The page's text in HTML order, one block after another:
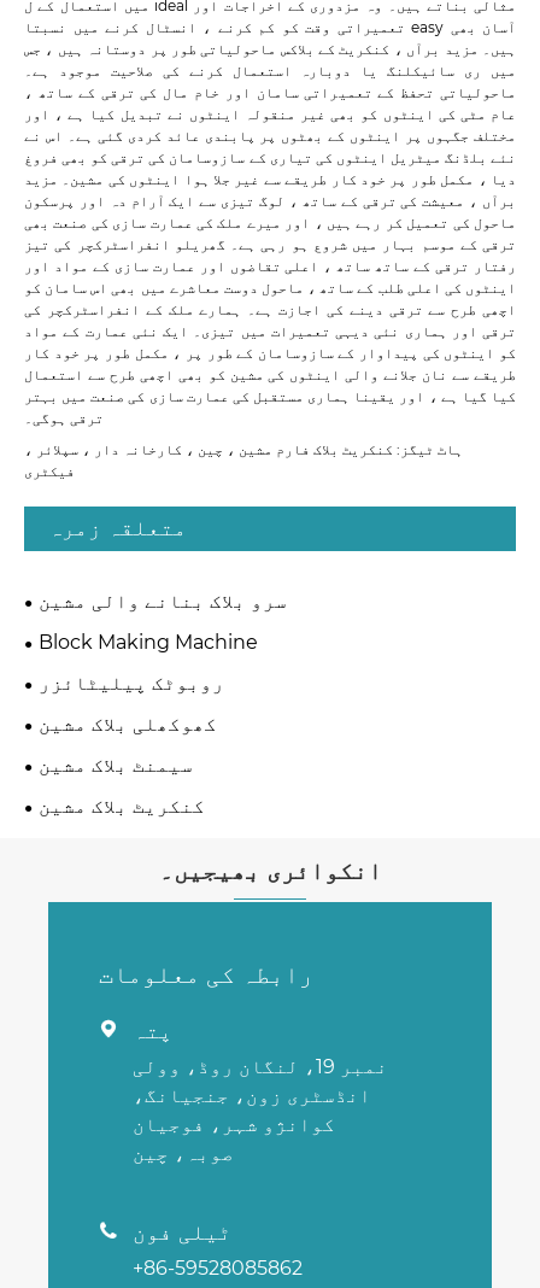
میں استعمال کے ل ideal مثالی بناتے ہیں۔ وہ مزدوری کے اخراجات اور
تعمیراتی وقت کو کم کرنے ، انسٹال کرنے میں نسبتا easy آسان بھی
ہیں۔ مزید برآں ، کنکریٹ کے بلاکس ماحولیاتی طور پر دوستانہ ہیں ، جس
میں ری سائیکلنگ یا دوبارہ استعمال کرنے کی صلاحیت موجود ہے۔
ماحولیاتی تحفظ کے تعمیراتی سامان اور خام مال کی ترقی کے ساتھ ،
عام مٹی کی اینٹوں کو بھی غیر منقولہ اینٹوں نے تبدیل کیا ہے ، اور
مختلف جگہوں پر اینٹوں کے بھٹوں پر پابندی عائد کردی گئی ہے۔ اس نے
نئے بلڈنگ میٹریل اینٹوں کی تیاری کے سازوسامان کی ترقی کو بھی فروغ
دیا ، مکمل طور پر خود کار طریقے سے غیر جلا ہوا اینٹوں کی مشین۔ مزید
برآں ، معیشت کی ترقی کے ساتھ ، لوگ تیزی سے ایک آرام دہ اور پرسکون
ماحول کی تعمیل کر رہے ہیں ، اور میرے ملک کی عمارت سازی کی صنعت بھی
ترقی کے موسم بہار میں شروع ہو رہی ہے۔ گھریلو انفراسٹرکچر کی تیز
رفتار ترقی کے ساتھ ساتھ ، اعلی تقاضوں اور عمارت سازی کے مواد اور
اینٹوں کی اعلی طلب کے ساتھ ، ماحول دوست معاشرے میں بھی اس سامان کو
اچھی طرح سے ترقی دینے کی اجازت ہے۔ ہمارے ملک کے انفراسٹرکچر کی
ترقی اور ہماری نئی دیہی تعمیرات میں تیزی۔ ایک نئی عمارت کے مواد
کو اینٹوں کی پیداوار کے سازوسامان کے طور پر ، مکمل طور پر خود کار
طریقے سے نان جلانے والی اینٹوں کی مشین کو بھی اچھی طرح سے استعمال
کیا گیا ہے ، اور یقینا ہماری مستقبل کی عمارت سازی کی صنعت میں بہتر
ترقی ہوگی۔
ہاٹ ٹیگز: کنکریٹ بلاک فارم مشین ، چین ، کارخانہ دار ، سپلائر ،
فیکٹری
متعلقہ زمرہ
سرو بلاک بنانے والی مشین
Block Making Machine
روبوٹک پیلیٹائزر
کھوکھلی بلاک مشین
سیمنٹ بلاک مشین
کنکریٹ بلاک مشین
انکوائری بھیجیں۔
رابطہ کی معلومات
 پتہ
نمبر 19، لنگان روڈ، وولی
انڈسٹری زون، جنجیانگ،
کوانژو شہر، فوجیان
صوبہ، چین
 ٹیلی فون
+86-59528085862